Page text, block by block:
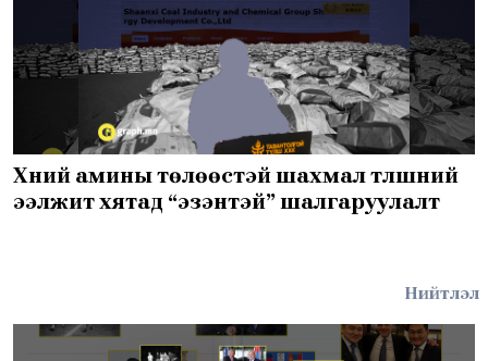
Хүний амины төлөөстэй шахмал түлшний
ээлжит хятад “эзэнтэй” шалгаруулалт
Нийтлэл